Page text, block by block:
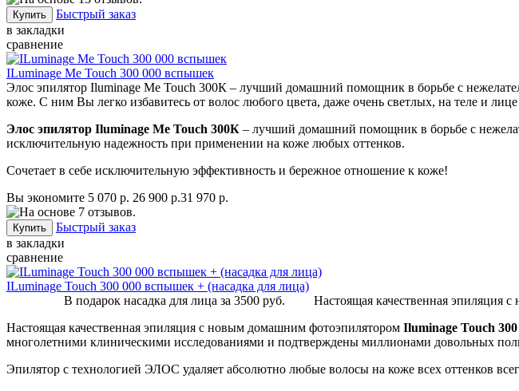
Быстрый заказ
в закладки
сравнение
ILuminage Me Touch 300 000 вспышек
Элос эпилятор Iluminage Me Touch 300К – лучший домашний помощник в борьбе с
коже. С ним Вы легко избавитесь от волос любого цвета, даже очень светлых, на теле и
Элос эпилятор Iluminage Me Touch 300К – лучший домашний помощник в борьбе с
исключительную надежность при применении на коже любых оттенков.
Сочетает в себе исключительную эффективность и бережное отношение к коже!
Вы экономите 5 070 р. 26 900 р.31 970 р.
Быстрый заказ
в закладки
сравнение
ILuminage Touch 300 000 вспышек + (насадка для лица)
В подарок насадка для лица за 3500 руб. Настоящая качественная эпиляция с
Настоящая качественная эпиляция с новым домашним фотоэпилятором Iluminage Touch 300
многолетними клиническими исследованиями и подтверждены миллионами довольных
Эпилятор с технологией ЭЛОС удаляет абсолютно любые волосы на коже всех оттенков